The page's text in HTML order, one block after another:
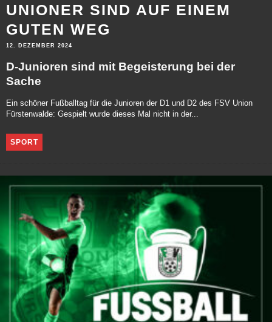
UNIONER SIND AUF EINEM
GUTEN WEG
12. DEZEMBER 2024
D-Junioren sind mit Begeisterung bei der
Sache
Ein schöner Fußballtag für die Junioren der D1 und D2 des FSV Union
Fürstenwalde: Gespielt wurde dieses Mal nicht in der...
SPORT